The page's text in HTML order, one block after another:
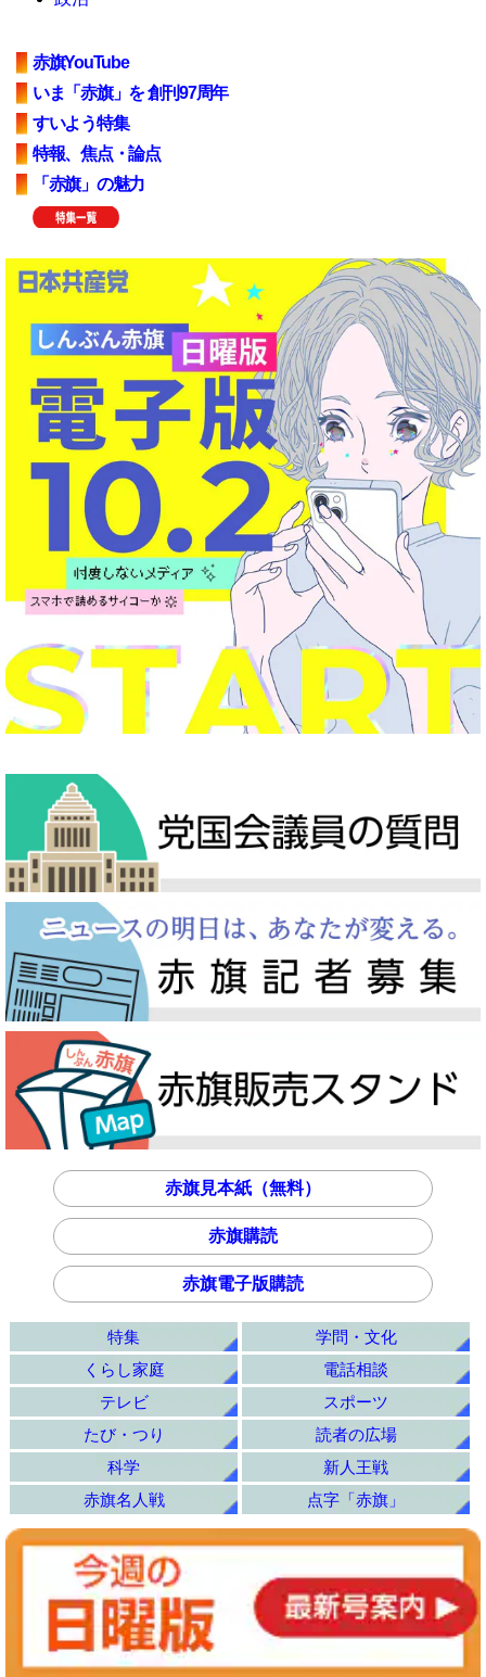
赤旗YouTube
いま「赤旗」を 創刊97周年
すいよう特集
特報、焦点・論点
「赤旗」の魅力
赤旗見本紙（無料）
赤旗購読
赤旗電子版購読
特集
学問・文化
くらし家庭
電話相談
テレビ
スポーツ
たび・つり
読者の広場
科学
新人王戦
赤旗名人戦
点字「赤旗」